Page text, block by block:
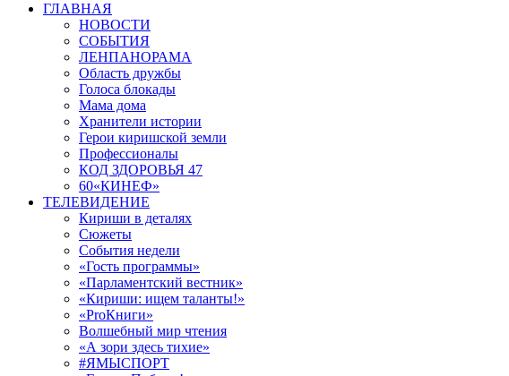
ГЛАВНАЯ
НОВОСТИ
СОБЫТИЯ
ЛЕНПАНОРАМА
Область дружбы
Голоса блокады
Мама дома
Хранители истории
Герои киришской земли
Профессионалы
КОД ЗДОРОВЬЯ 47
60«КИНЕФ»
ТЕЛЕВИДЕНИЕ
Кириши в деталях
Сюжеты
События недели
«Гость программы»
«Парламентский вестник»
«Кириши: ищем таланты!»
«ProКниги»
Волшебный мир чтения
«А зори здесь тихие»
#ЯМЫСПОРТ